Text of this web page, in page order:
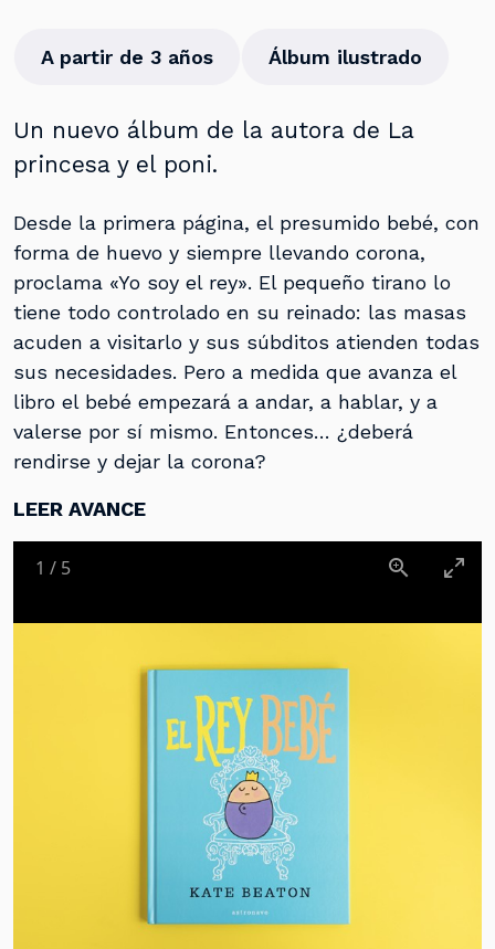
A partir de 3 años Álbum ilustrado
Un nuevo álbum de la autora de La
princesa y el poni.
Desde la primera página, el presumido bebé, con
forma de huevo y siempre llevando corona,
proclama «Yo soy el rey». El pequeño tirano lo
tiene todo controlado en su reinado: las masas
acuden a visitarlo y sus súbditos atienden todas
sus necesidades. Pero a medida que avanza el
libro el bebé empezará a andar, a hablar, y a
valerse por sí mismo. Entonces… ¿deberá
rendirse y dejar la corona?
LEER AVANCE
1 / 5